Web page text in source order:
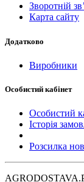
Зворотній
Карта сайту
Додатково
Виробники
Особистий кабінет
Особистий
Історія
Розсилка